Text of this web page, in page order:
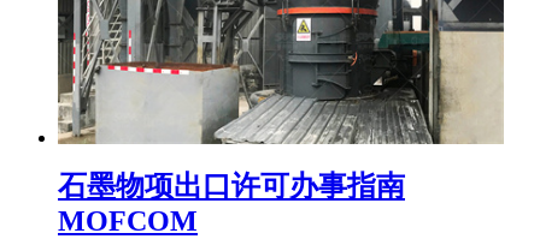
石墨物项出口许可办事指南
MOFCOM